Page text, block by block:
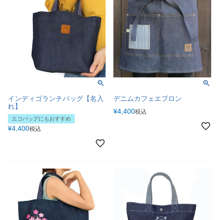
インディゴランチバッグ【名入
れ】
エコバッグにもおすすめ
¥4,400税込
デニムカフェエプロン
¥4,400税込